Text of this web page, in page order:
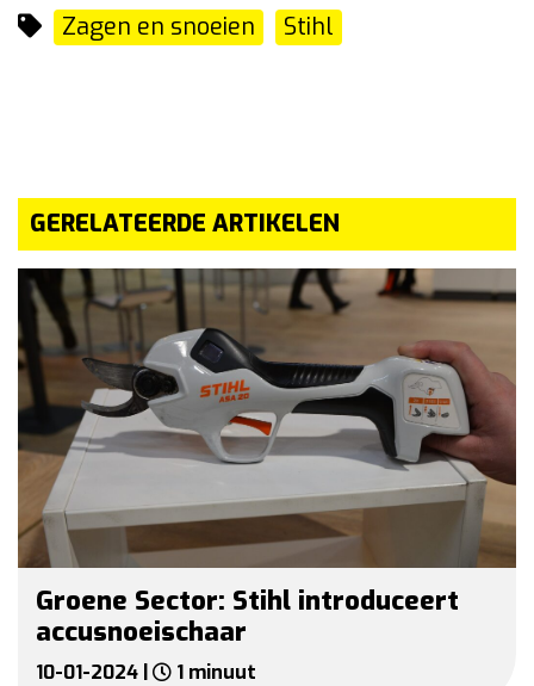
Zagen en snoeien Stihl
GERELATEERDE ARTIKELEN
Groene Sector: Stihl introduceert
accusnoeischaar
10-01-2024 | 1 minuut